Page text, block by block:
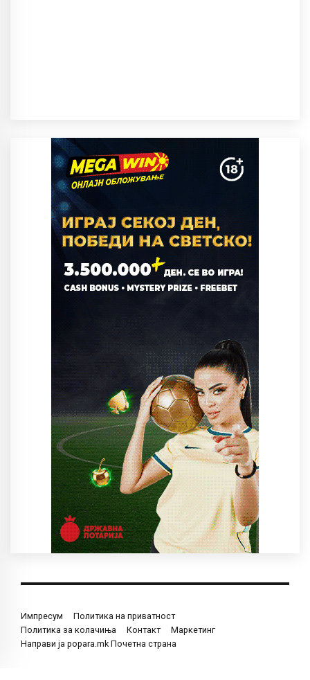
Импресум
Политика на приватност
Политика за колачиња
Контакт
Маркетинг
Направи ја popara.mk Почетна страна